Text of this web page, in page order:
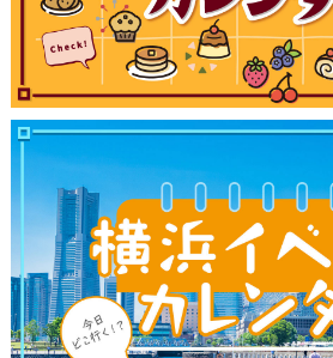
観光ガイド
ランキング
ブログ記事